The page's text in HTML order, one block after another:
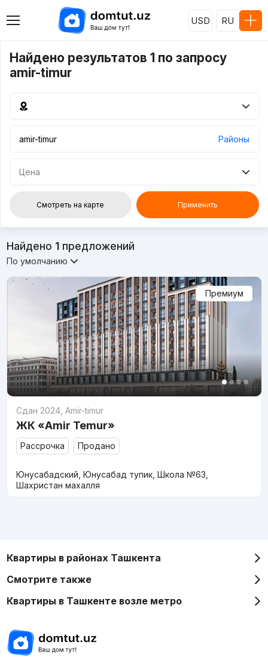
USD RU
Найдено результатов 1 по запросу
amir-timur
Районы
Цена
Смотреть на карте Применить
Найдено 1предложений
По умолчанию
Премиум
Сдан 2024, Amir-timur
ЖК «Amir Temur»
Рассрочка Продано
Юнусабадский, Юнусабад тупик, Школа №63,
Шахристан махалля
Квартиры в районах Ташкента
Смотрите также
Квартиры в Ташкенте возле метро